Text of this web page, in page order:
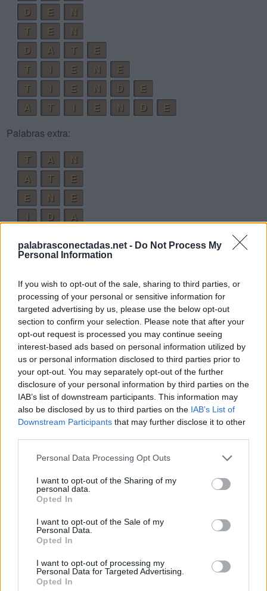
palabrasconectadas.net - Do Not Process My
Personal Information
If you wish to opt-out of the sale, sharing to third parties, or
processing of your personal or sensitive information for
targeted advertising by us, please use the below opt-out
section to confirm your selection. Please note that after your
opt-out request is processed you may continue seeing
interest-based ads based on personal information utilized by
us or personal information disclosed to third parties prior to
your opt-out. You may separately opt-out of the further
disclosure of your personal information by third parties on the
IAB’s list of downstream participants. This information may
also be disclosed by us to third parties on the IAB’s List of
Downstream Participants that may further disclose it to other
Personal Data Processing Opt Outs
I want to opt-out of the Sharing of my
personal data.
Opted In
I want to opt-out of the Sale of my
Personal Data.
Opted In
I want to opt-out of processing my
Personal Data for Targeted Advertising.
Opted In
D
E
N
T
E
N
D
A T
E
T
E N
E
T
E N D
E
A
T E N D
E
Palabras extra:
T
A
N
A
T
E
E
N
E
I
D
A
T
E N
A
T
I N
A
A
N D
E
E
N T
E
T
E N I
A
T
E N E
D
T
I E N D
A
D
I E N T
E
A
D
N
T E
N
D E
A
N T
N E
A
N T
E N T
E
A D
E